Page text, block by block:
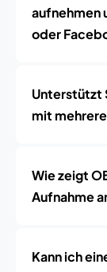
aufnehmen
oder
Unterstützt
mit
Wie zeigt
Aufnahme
Kann ich